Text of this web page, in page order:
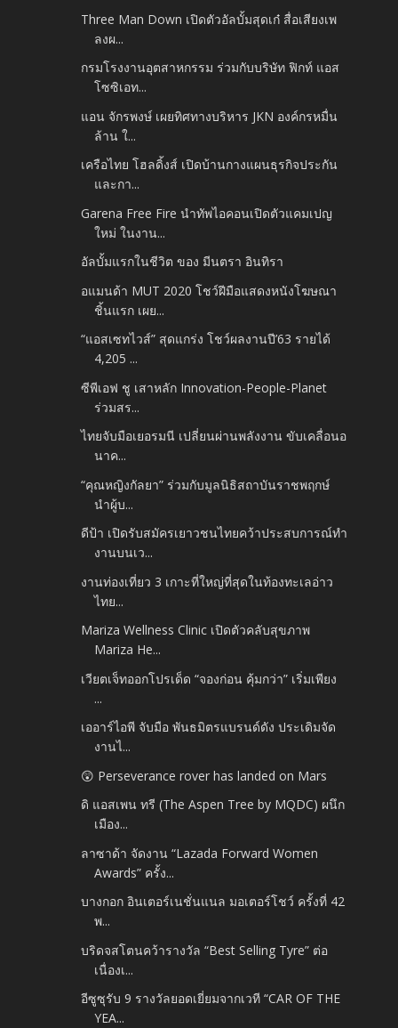
Three Man Down เปิดตัวอัลบั้มสุดเก๋ สื่อเสียงเพ
ลงผ...
กรมโรงงานอุตสาหกรรม ร่วมกับบริษัท ฟิกท์ แอส
โซซิเอท...
แอน จักรพงษ์ เผยทิศทางบริหาร JKN องค์กรหมื่น
ล้าน ใ...
เครือไทย โฮลดิ้งส์ เปิดบ้านกางแผนธุรกิจประกัน
และกา...
Garena Free Fire นำทัพไอคอนเปิดตัวแคมเปญ
ใหม่ ในงาน...
อัลบั้มแรกในชีวิต ของ มีนตรา อินทิรา
อแมนด้า MUT 2020 โชว์ฝีมือแสดงหนังโฆษณา
ชิ้นแรก เผย...
“แอสเซทไวส์” สุดแกร่ง โชว์ผลงานปี’63 รายได้
4,205 ...
ซีพีเอฟ ชู เสาหลัก Innovation-People-Planet
ร่วมสร...
ไทยจับมือเยอรมนี เปลี่ยนผ่านพลังงาน ขับเคลื่อนอ
นาค...
“คุณหญิงกัลยา” ร่วมกับมูลนิธิสถาบันราชพฤกษ์
นำผู้บ...
ดีป้า เปิดรับสมัครเยาวชนไทยคว้าประสบการณ์ทำ
งานบนเว...
งานท่องเที่ยว 3 เกาะที่ใหญ่ที่สุดในท้องทะเลอ่าว
ไทย...
Mariza Wellness Clinic เปิดตัวคลับสุขภาพ
Mariza He...
เวียตเจ็ทออกโปรเด็ด “จองก่อน คุ้มกว่า” เริ่มเพียง
...
เออาร์ไอพี จับมือ พันธมิตรแบรนด์ดัง ประเดิมจัด
งานไ...
😲 Perseverance rover has landed on Mars
ดิ แอสเพน ทรี (The Aspen Tree by MQDC) ผนึก
เมือง...
ลาซาด้า จัดงาน “Lazada Forward Women
Awards” ครั้ง...
บางกอก อินเตอร์เนชั่นแนล มอเตอร์โชว์ ครั้งที่ 42
พ...
บริดจสโตนคว้ารางวัล “Best Selling Tyre” ต่อ
เนื่องเ...
อีซูซุรับ 9 รางวัลยอดเยี่ยมจากเวที “CAR OF THE
YEA...